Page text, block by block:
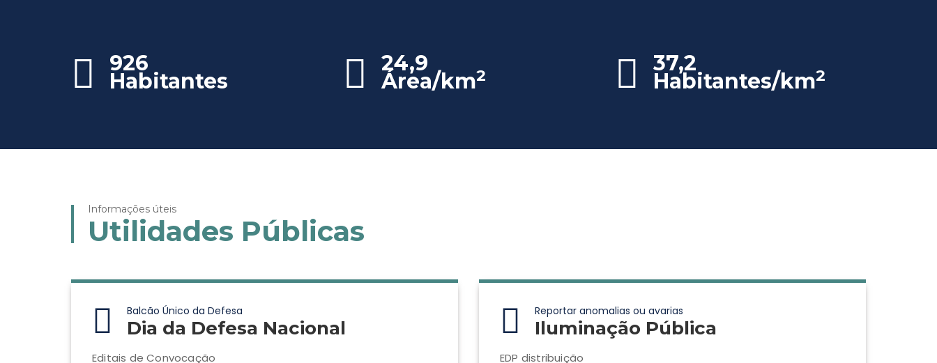
926
Habitantes
24,9
Área/km2 37,2
Habitantes/km2
Informações úteis
Utilidades Públicas
Balcão Único da Defesa
Dia da Defesa Nacional
Editais de Convocação
Reportar anomalias ou avarias
Iluminação Pública
EDP distribuição